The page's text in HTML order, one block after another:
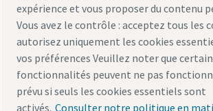
Mentions légales et déclaration de
Gérer les cookiesAccessibilitéPlan du site
expérience et vous proposer du contenu
Vous avez le contrôle : acceptez tous les
autorisez uniquement les cookies
vos préférences Veuillez noter que
fonctionnalités peuvent ne pas
prévu si seuls les cookies essentiels sont
activés. Consulter notre politique en